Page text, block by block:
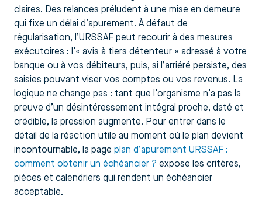
claires. Des relances préludent à une mise en demeure
qui fixe un délai d’apurement. À défaut de
régularisation, l’URSSAF peut recourir à des mesures
exécutoires : l’« avis à tiers détenteur » adressé à votre
banque ou à vos débiteurs, puis, si l’arriéré persiste, des
saisies pouvant viser vos comptes ou vos revenus. La
logique ne change pas : tant que l’organisme n’a pas la
preuve d’un désintéressement intégral proche, daté et
crédible, la pression augmente. Pour entrer dans le
détail de la réaction utile au moment où le plan devient
incontournable, la page plan d’apurement URSSAF :
comment obtenir un échéancier ? expose les critères,
pièces et calendriers qui rendent un échéancier
acceptable.